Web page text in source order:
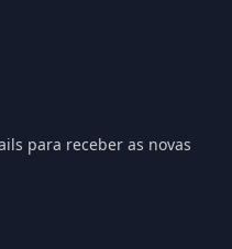
para receber as novas